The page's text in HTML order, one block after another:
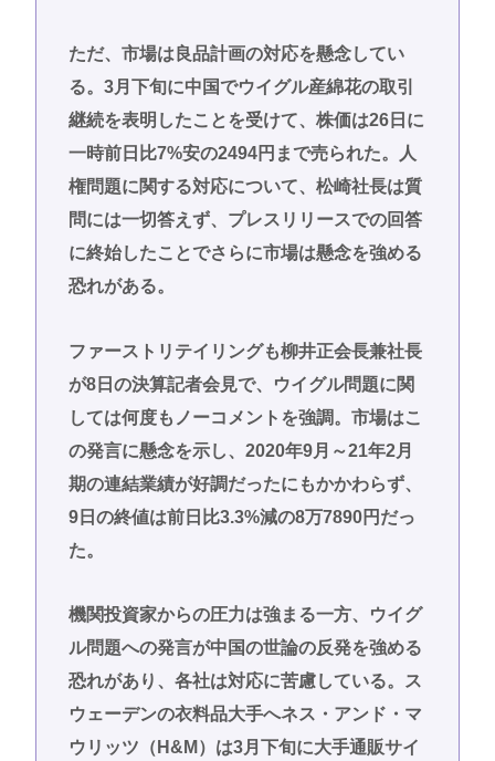
ただ、市場は良品計画の対応を懸念してい
る。3月下旬に中国でウイグル産綿花の取引
継続を表明したことを受けて、株価は26日に
一時前日比7%安の2494円まで売られた。人
権問題に関する対応について、松崎社長は質
問には一切答えず、プレスリリースでの回答
に終始したことでさらに市場は懸念を強める
恐れがある。
ファーストリテイリングも柳井正会長兼社長
が8日の決算記者会見で、ウイグル問題に関
しては何度もノーコメントを強調。市場はこ
の発言に懸念を示し、2020年9月～21年2月
期の連結業績が好調だったにもかかわらず、
9日の終値は前日比3.3%減の8万7890円だっ
た。
機関投資家からの圧力は強まる一方、ウイグ
ル問題への発言が中国の世論の反発を強める
恐れがあり、各社は対応に苦慮している。ス
ウェーデンの衣料品大手へネス・アンド・マ
ウリッツ（H&M）は3月下旬に大手通販サイ